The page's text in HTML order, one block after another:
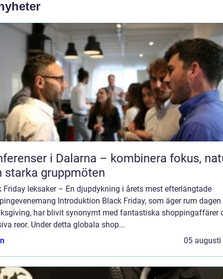
i Dalarna – kombinera fokus,
starka gruppmöten
Friday leksaker – En djupdykning i årets mest efterlängtade
Introduktion Black Friday, som äger rum dagen
har blivit synonymt med fantastiska shoppingaffärer
reor. Under detta globala shop...
05 augusti